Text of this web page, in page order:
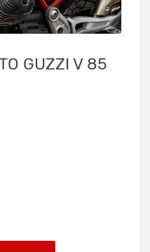
GUZZI V 85